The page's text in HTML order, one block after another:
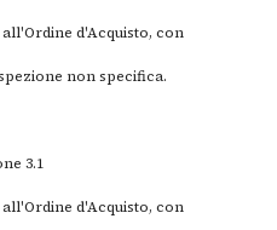
d'Acquisto, con
non specifica.
3.1
d'Acquisto, con